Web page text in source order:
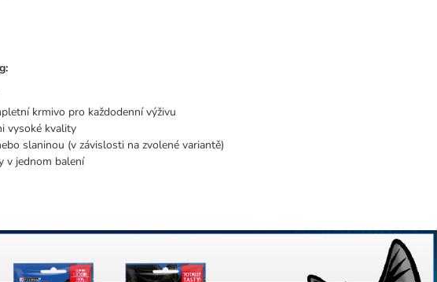
krmivo pro každodenní výživu
vysoké kvality
slaninou (v závislosti na zvolené variantě)
v jednom balení